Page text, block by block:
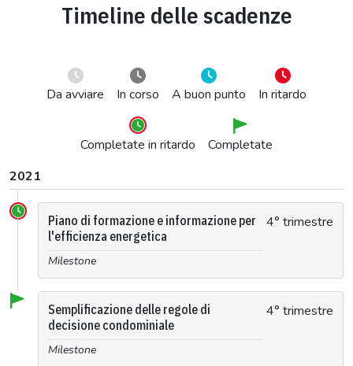
Timeline delle scadenze
Da avviare In corso A buon punto In ritardo
Completate in ritardo
Completate
2021
Piano di formazione e informazione per
l'efficienza energetica
Milestone
4° trimestre
Semplificazione delle regole di
decisione condominiale
Milestone
4° trimestre